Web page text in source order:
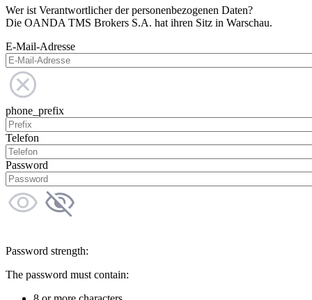
Wer ist Verantwortlicher der personenbezogenen Daten?
Die OANDA TMS Brokers S.A. hat ihren Sitz in Warschau.
E-Mail-Adresse
phone_prefix
Telefon
Password
Password strength:
The password must contain: